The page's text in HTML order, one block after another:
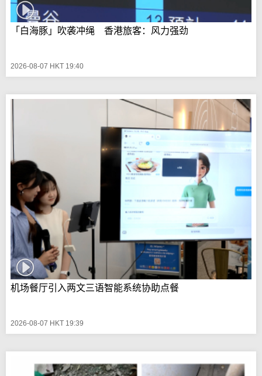
「白海豚」吹袭冲绳 香港旅客：风力强劲
2026-08-07 HKT 19:40
机场餐厅引入两文三语智能系统协助点餐
2026-08-07 HKT 19:39